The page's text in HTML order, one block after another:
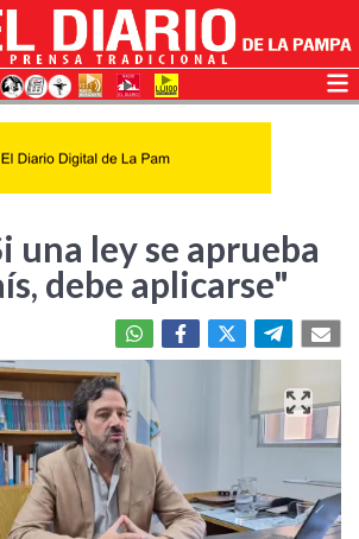
una ley se aprueba
debe aplicarse"